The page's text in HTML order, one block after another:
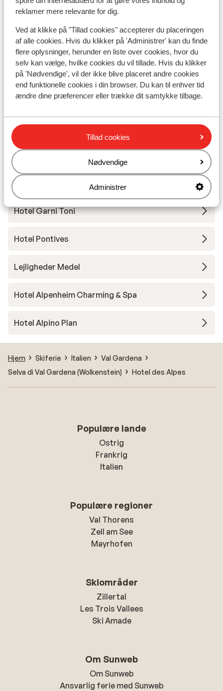
reklamer mere relevante for dig.
Ved at klikke på "Tillad cookies" accepterer du placeringen
af alle cookies. Hvis du klikker på 'Administrer' kan du finde
flere oplysninger, herunder en liste over cookies, hvor du
selv kan vælge, hvilke cookies du vil tillade. Hvis du klikker
på 'Nødvendige', vil der ikke blive placeret andre cookies
end funktionelle cookies i din browser. Du kan til enhver tid
ændre dine præferencer eller trække dit samtykke tilbage.
Tillad cookies
Nødvendige
Administrer
Hotel Digon
Hotel Grien
Vitalhotel Dosses
Hotel Diamant Spa Resort
Hotel B&B Villa Angelino
Lejligheder Cêsa Ruacia
Hotel Alaska
Hotel Garni Toni
Hotel Pontives
Lejligheder Medel
Hotel Alpenheim Charming & Spa
Hotel Alpino Plan
Hjem Skiferie Italien
Val Gardena
Selva di Val Gardena (Wolkenstein)
Hotel des Alpes
Populære lande
Ostrig
Frankrig
Italien
Populære regioner
Val Thorens
Zell am See
Mayrhofen
Skiområder
Zillertal
Les Trois Vallees
Ski Amade
Om Sunweb
Om Sunweb
Ansvarlig ferie med Sunweb